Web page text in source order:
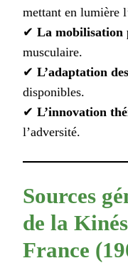
mettant en lumière
✔ La mobilisation
musculaire.
✔ L’adaptation
disponibles.
✔ L’innovation
l’adversité.
Sources
de la
France